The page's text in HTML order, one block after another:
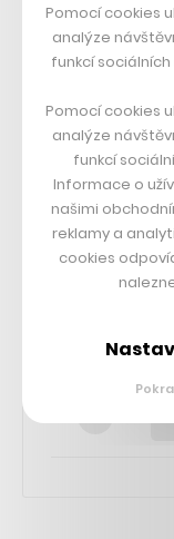
CZECHCRUNCH
Pomocí cookies
analýze
funkcí
Pomocí cookies
analýze
funkcí
Informace o
našimi
reklamy a
cookies